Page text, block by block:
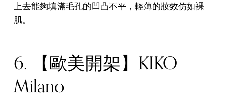
上去能夠填滿毛孔的凹凸不平，輕薄的妝效仿如裸
肌。
6. 【歐美開架】KIKO
Milano